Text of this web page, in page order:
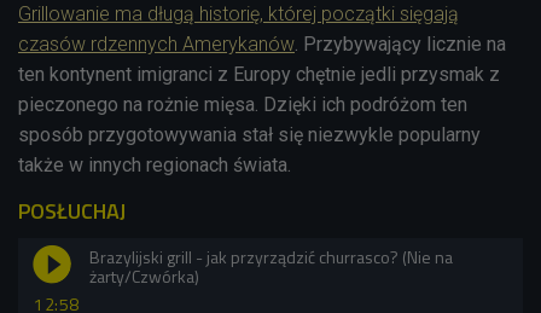
Grillowanie ma długą historię, której początki sięgają
czasów rdzennych Amerykanów. Przybywający licznie na
ten kontynent imigranci z Europy chętnie jedli przysmak z
pieczonego na rożnie mięsa. Dzięki ich podróżom ten
sposób przygotowywania stał się niezwykle popularny
także w innych regionach świata.
POSŁUCHAJ
12:58
Brazylijski grill - jak przyrządzić churrasco? (Nie na
żarty/Czwórka)